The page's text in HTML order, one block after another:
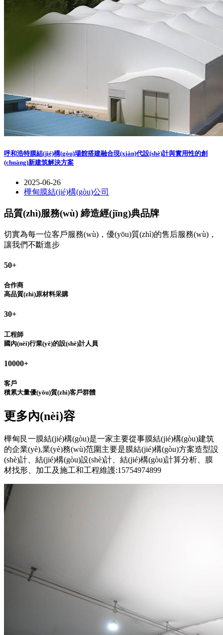
呼和浩特膜結(jié)構(gòu)場館搭建融合現(xiàn)代設(shè)計與實用性的創
(chuàng)新建筑解決方案
2025-06-26
樺甸膜結(jié)構(gòu)公司
品質(zhì)服務(wù) 締造經(jīng)典品牌
切實為每一位客戶服務(wù)，優(yōu)質(zhì)的售后服務(wù)，
讓我們不斷進步
50+
合作商
高品質(zhì)原材料采購
30+
工程師
國內(nèi)行業(yè)的設(shè)計人員
10000+
客戶
積累大量優(yōu)質(zhì)客戶群體
更多內(nèi)容
樺甸艮一膜結(jié)構(gòu)是一家主要從事膜結(jié)構(gòu)建筑
的企業(yè),業(yè)務(wù)范圍主要是膜結(jié)構(gòu)方案造型設
(shè)計、結(jié)構(gòu)設(shè)計、結(jié)構(gòu)計算分析、膜
材找形、加工及施工和工程維護:15754974899